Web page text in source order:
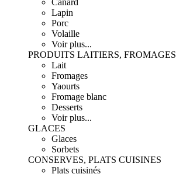
Canard
Lapin
Porc
Volaille
Voir plus...
PRODUITS LAITIERS, FROMAGES
Lait
Fromages
Yaourts
Fromage blanc
Desserts
Voir plus...
GLACES
Glaces
Sorbets
CONSERVES, PLATS CUISINES
Plats cuisinés